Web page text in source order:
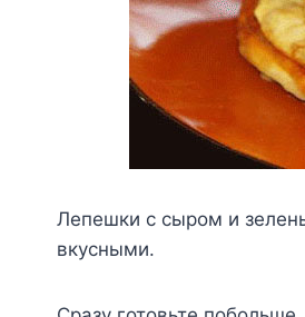
Лепешки с сыром и
вкусными.